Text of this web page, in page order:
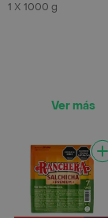
1 X 1000 g
Ver más